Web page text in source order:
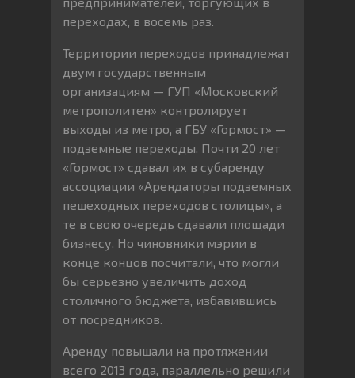
переходах, в восемь раз.
Территории переходов принадлежат
двум государственным
организациям — ГУП «Московский
метрополитен» контролирует
выходы из метро, а ГБУ «Гормост» —
подземные переходы. Почти 20 лет
«Гормост» сдавал их в субаренду
ассоциации «Арендаторы подземных
пешеходных переходов столицы», а
те в свою очередь сдавали площади
бизнесу. Но чиновники мэрии в
конце концов посчитали, что могли
бы серьезно увеличить доход
столичного бюджета, избавившись
от посредников.
Аренду повышали на протяжении
всего 2013 года, параллельно решили